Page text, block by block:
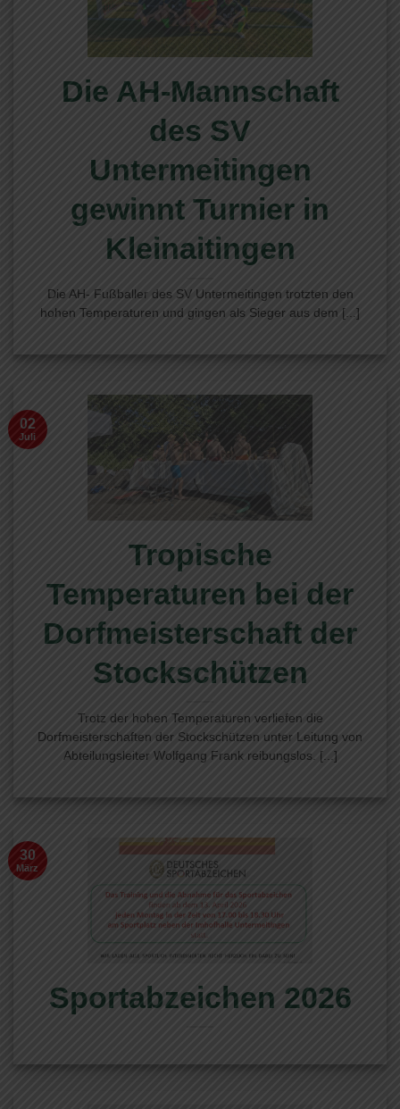
Die AH-Mannschaft
des SV
Untermeitingen
gewinnt Turnier in
Kleinaitingen
Die AH- Fußballer des SV Untermeitingen trotzten den
hohen Temperaturen und gingen als Sieger aus dem [...]
Tropische
Temperaturen bei der
Dorfmeisterschaft der
Stockschützen
Trotz der hohen Temperaturen verliefen die
Dorfmeisterschaften der Stockschützen unter Leitung von
Abteilungsleiter Wolfgang Frank reibungslos. [...]
02
Juli
Sportabzeichen 2026
30
März